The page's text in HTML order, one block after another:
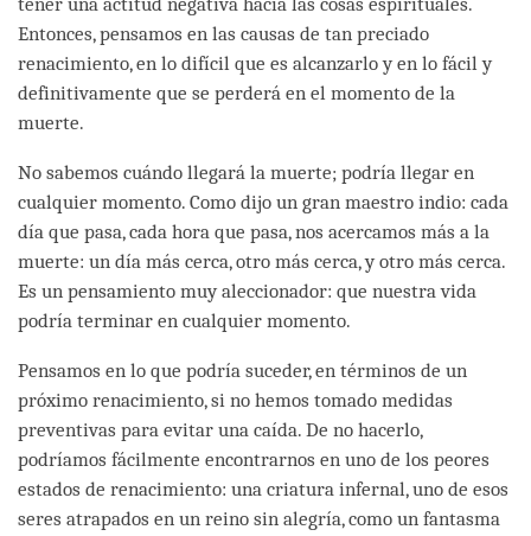
tener una actitud negativa hacia las cosas espirituales.
Entonces, pensamos en las causas de tan preciado
renacimiento, en lo difícil que es alcanzarlo y en lo fácil y
definitivamente que se perderá en el momento de la
muerte.
No sabemos cuándo llegará la muerte; podría llegar en
cualquier momento. Como dijo un gran maestro indio: cada
día que pasa, cada hora que pasa, nos acercamos más a la
muerte: un día más cerca, otro más cerca, y otro más cerca.
Es un pensamiento muy aleccionador: que nuestra vida
podría terminar en cualquier momento.
Pensamos en lo que podría suceder, en términos de un
próximo renacimiento, si no hemos tomado medidas
preventivas para evitar una caída. De no hacerlo,
podríamos fácilmente encontrarnos en uno de los peores
estados de renacimiento: una criatura infernal, uno de esos
seres atrapados en un reino sin alegría, como un fantasma